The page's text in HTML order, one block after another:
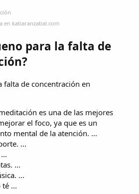
en katiaranzabal.com
para la falta de
falta de concentración en
es una de las mejores
el foco, ya que es un
mental de la atención. ...
...
...
...
té ...